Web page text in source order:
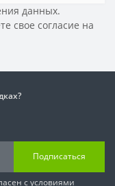
данных.
свое согласие на
Подписаться
с условиями